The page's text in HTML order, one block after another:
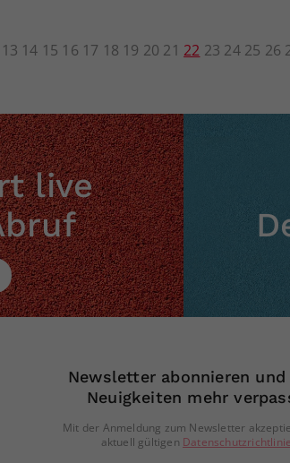
13 14 15 16 17 18 19 20 21 22 23 24 25 26
live
Newsletter abonnieren und
Neuigkeiten mehr
Mit der Anmeldung zum Newsletter
aktuell gültigen